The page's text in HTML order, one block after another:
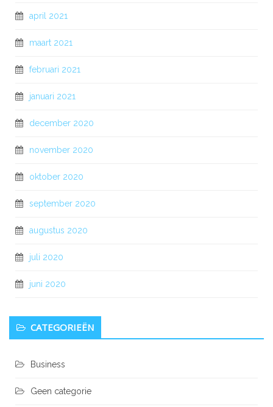
april 2021
maart 2021
februari 2021
januari 2021
december 2020
november 2020
oktober 2020
september 2020
augustus 2020
juli 2020
juni 2020
CATEGORIEËN
Business
Geen categorie